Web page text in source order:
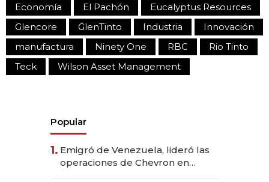
Economía
El Pachón
Eucalyptus Resources
Glencore
GlenTinto Industria
Innovación
manufactura
Ninety One RBC
Rio Tinto
Teck
Wilson Asset Management
Popular
1. Emigró de Venezuela, lideró las
operaciones de Chevron en